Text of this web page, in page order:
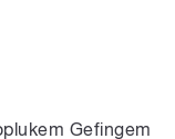
Gefingem